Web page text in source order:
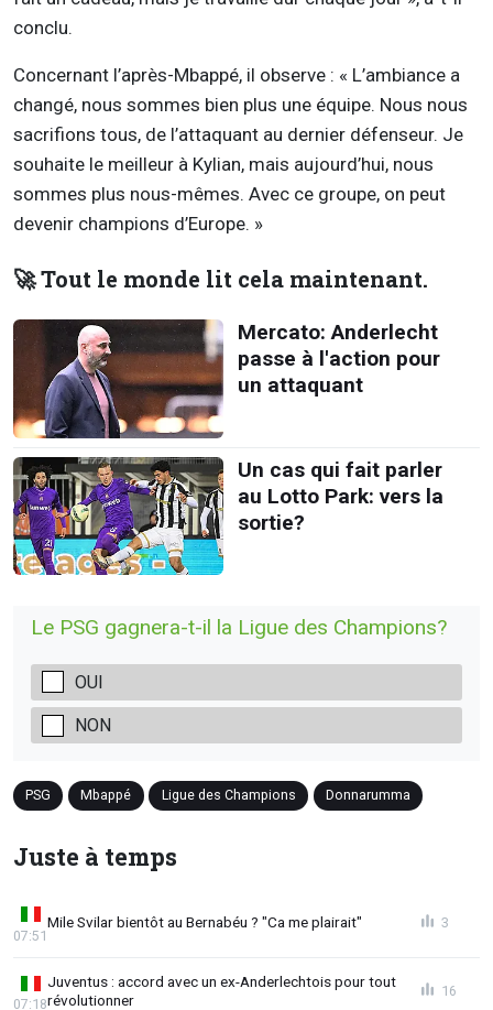
conclu.
Concernant l’après-Mbappé, il observe : « L’ambiance a
changé, nous sommes bien plus une équipe. Nous nous
sacrifions tous, de l’attaquant au dernier défenseur. Je
souhaite le meilleur à Kylian, mais aujourd’hui, nous
sommes plus nous-mêmes. Avec ce groupe, on peut
devenir champions d’Europe. »
🚀 Tout le monde lit cela maintenant.
Mercato: Anderlecht
passe à l'action pour
un attaquant
Un cas qui fait parler
au Lotto Park: vers la
sortie?
Le PSG gagnera-t-il la Ligue des Champions?
OUI
NON
PSG Mbappé Ligue des Champions Donnarumma
Juste à temps
Mile Svilar bientôt au Bernabéu ? "Ca me plairait"
07:51
3
Juventus : accord avec un ex-Anderlechtois pour tout
révolutionner
07:18
16